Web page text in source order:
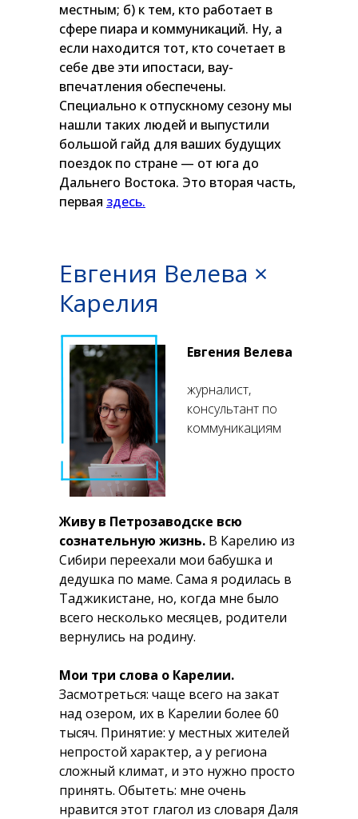
местным; б) к тем, кто работает в
сфере пиара и коммуникаций. Ну, а
если находится тот, кто сочетает в
себе две эти ипостаси, вау-
впечатления обеспечены.
Специально к отпускному сезону мы
нашли таких людей и выпустили
большой гайд для ваших будущих
поездок по стране — от юга до
Дальнего Востока. Это вторая часть,
первая здесь.
Евгения Велева ×
Карелия
Живу в Петрозаводске всю
сознательную жизнь. В Карелию из
Сибири переехали мои бабушка и
дедушка по маме. Сама я родилась в
Таджикистане, но, когда мне было
всего несколько месяцев, родители
вернулись на родину.
Мои три слова о Карелии.
Засмотреться: чаще всего на закат
над озером, их в Карелии более 60
тысяч. Принятие: у местных жителей
непростой характер, а у региона
сложный климат, и это нужно просто
принять. Обытеть: мне очень
нравится этот глагол из словаря Даля
Евгения Велева
журналист,
консультант по
коммуникациям